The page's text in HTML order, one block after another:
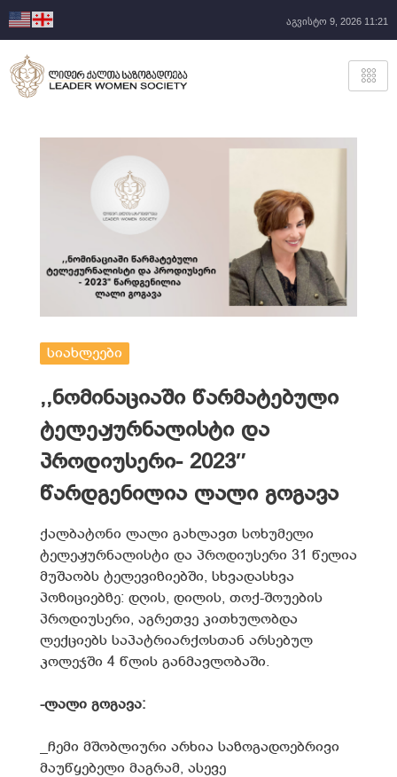
აგვისტო 9, 2026 11:21
სიახლეები
,,ნომინაციაში წარმატებული
ტელეჟურნალისტი და
პროდიუსერი- 2023″
წარდგენილია ლალი გოგავა
ქალბატონი ლალი გახლავთ სოხუმელი
ტელეჟურნალისტი და პროდიუსერი 31 წელია
მუშაობს ტელევიზიებში, სხვადასხვა
პოზიციებზე: დღის, დილის, თოქ-შოუების
პროდიუსერი, აგრეთვე კითხულობდა
ლექციებს საპატრიარქოსთან არსებულ
კოლეჯში 4 წლის განმავლობაში.
-ლალი გოგავა:
_ჩემი მშობლიური არხია საზოგადოებრივი
მაუწყებელი მაგრამ, ასევე